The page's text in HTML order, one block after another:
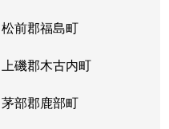
松前郡福島町
上磯郡木古内町
茅部郡鹿部町